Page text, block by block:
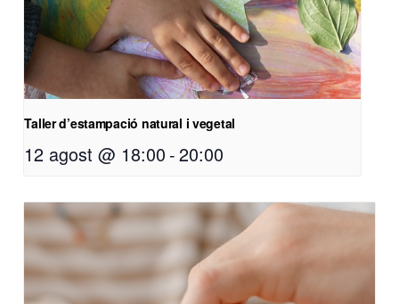
Taller d’estampació natural i vegetal
12 agost @ 18:00 -20:00